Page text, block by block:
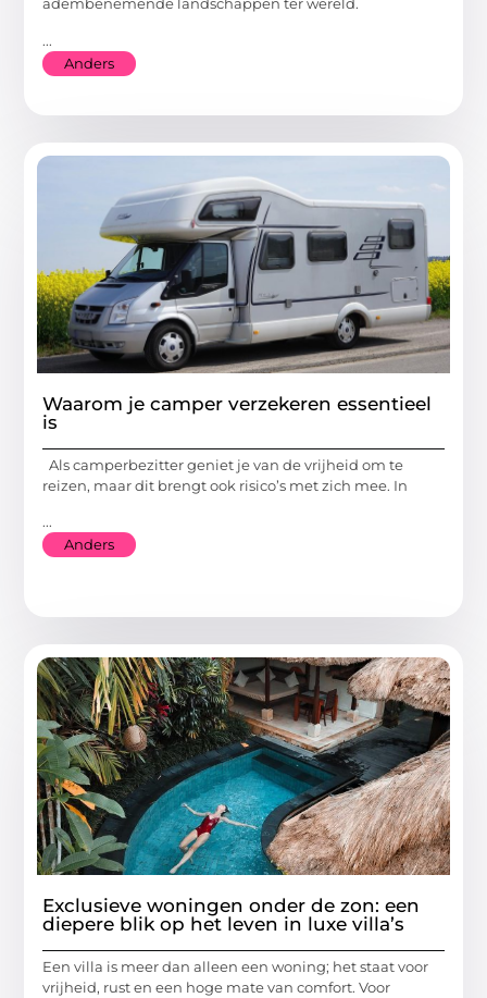
adembenemende landschappen ter wereld.
...
Anders
Waarom je camper verzekeren essentieel
is
Als camperbezitter geniet je van de vrijheid om te
reizen, maar dit brengt ook risico’s met zich mee. In
...
Anders
Exclusieve woningen onder de zon: een
diepere blik op het leven in luxe villa’s
Een villa is meer dan alleen een woning; het staat voor
vrijheid, rust en een hoge mate van comfort. Voor